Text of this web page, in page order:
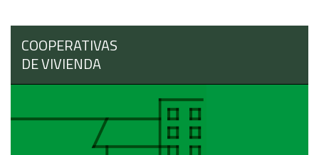
COOPERATIVAS
DE VIVIENDA